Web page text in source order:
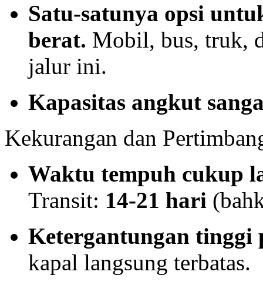
Satu-satunya opsi
berat. Mobil, bus, truk,
jalur ini.
Kapasitas angkut
Kekurangan dan
Waktu tempuh cukup
Transit: 14-21 hari
Ketergantungan tinggi
kapal langsung terbatas.